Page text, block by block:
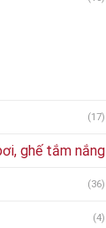
(17)
ghế tắm nắng
(36)
(4)